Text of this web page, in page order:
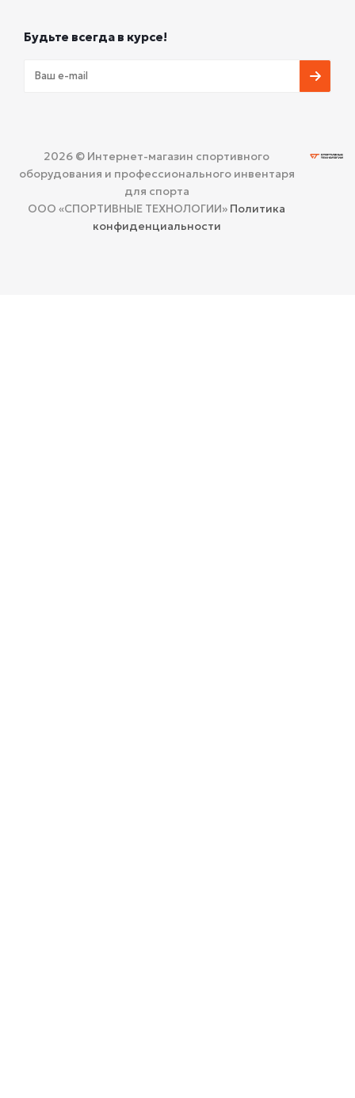
Будьте всегда в курсе!
2026 © Интернет-магазин спортивного
оборудования и профессионального инвентаря
для спорта
ООО «СПОРТИВНЫЕ ТЕХНОЛОГИИ» Политика
конфиденциальности